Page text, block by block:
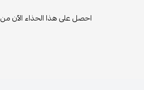
احصل على هذا الحذاء الآن من